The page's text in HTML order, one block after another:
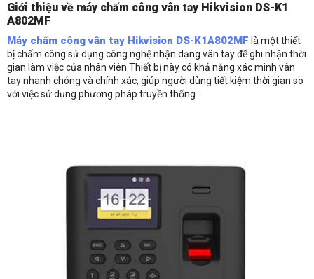
Giới thiệu về máy chấm công vân tay Hikvision DS-K1
A802MF
Máy chấm công vân tay Hikvision DS-K1A802MF là một thiết
bị chấm công sử dụng công nghệ nhận dạng vân tay để ghi nhận thời
gian làm việc của nhân viên.Thiết bị này có khả năng xác minh vân
tay nhanh chóng và chính xác, giúp người dùng tiết kiệm thời gian so
với việc sử dụng phương pháp truyền thống.
Nguồn điện
12 VDC / 1 A
F)
Độ ẩm
10% – 90% (Không ngưng tụ)
Màu sắc
Đen (Bao gồm), Vàng hồng (Tùy
chọn)
Giá đỡ để bàn